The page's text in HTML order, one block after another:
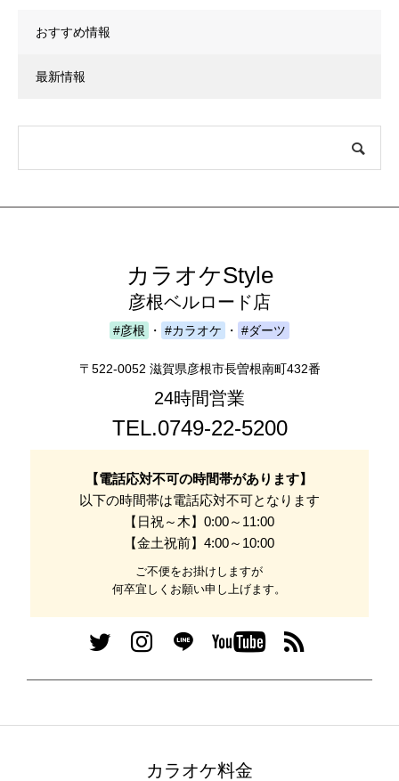
おすすめ情報
最新情報
カラオケStyle
彦根ベルロード店
#彦根 ・ #カラオケ ・ #ダーツ
〒522-0052 滋賀県彦根市長曽根南町432番
24時間営業
TEL.0749-22-5200
【電話応対不可の時間帯があります】
以下の時間帯は電話応対不可となります
【日祝～木】0:00～11:00
【金土祝前】4:00～10:00
ご不便をお掛けしますが
何卒宜しくお願い申し上げます。
カラオケ料金